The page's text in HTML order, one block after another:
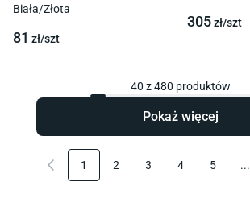
Biała/Złota
81 zł/szt
305zł/szt
40 z480 produktów
Pokaż więcej
1 2 3 4 5 ...